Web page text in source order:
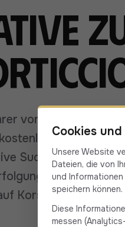
von oder nach
herunter,
Sud und buchen
Ihres Fahrers.
Korsika!
Cookies
Unsere Website
Dateien, die von
und
speichern können.
Diese
messen